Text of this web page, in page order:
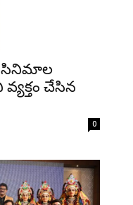
సినిమాల
వ్యక్తం చేసిన
0